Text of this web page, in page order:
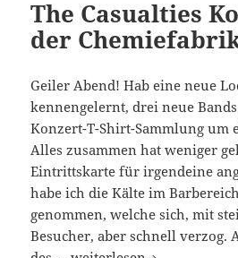
The Casualties
der
Geiler Abend! Hab eine neue
kennengelernt, drei neue
Konzert-T-Shirt-Sammlung um
Alles zusammen hat weniger
Eintrittskarte für irgendeine
habe ich die Kälte im
genommen, welche sich, mit
Besucher, aber schnell verzog.